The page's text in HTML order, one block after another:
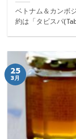
ベトナム＆カンボ
約は「タビスパ
25
3月